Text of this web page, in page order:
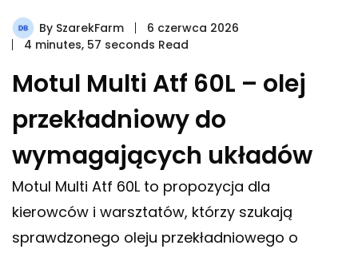
By SzarekFarm
6 czerwca 2026
4 minutes, 57 seconds Read
Motul Multi Atf 60L – olej
przekładniowy do
wymagających układów
Motul Multi Atf 60L to propozycja dla
kierowców i warsztatów, którzy szukają
sprawdzonego oleju przekładniowego o